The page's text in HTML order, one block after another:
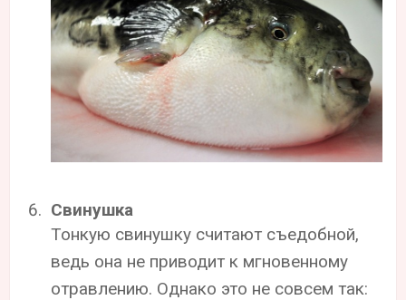
Свинушка
Тонкую свинушку считают съедобной,
ведь она не приводит к мгновенному
отравлению. Однако это не совсем так: